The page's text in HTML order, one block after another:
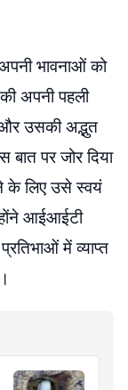
भावनाओं को
अपनी पहली
और उसकी अद्भुत
बात पर जोर दिया
के लिए उसे स्वयं
आईआईटी
में व्याप्त